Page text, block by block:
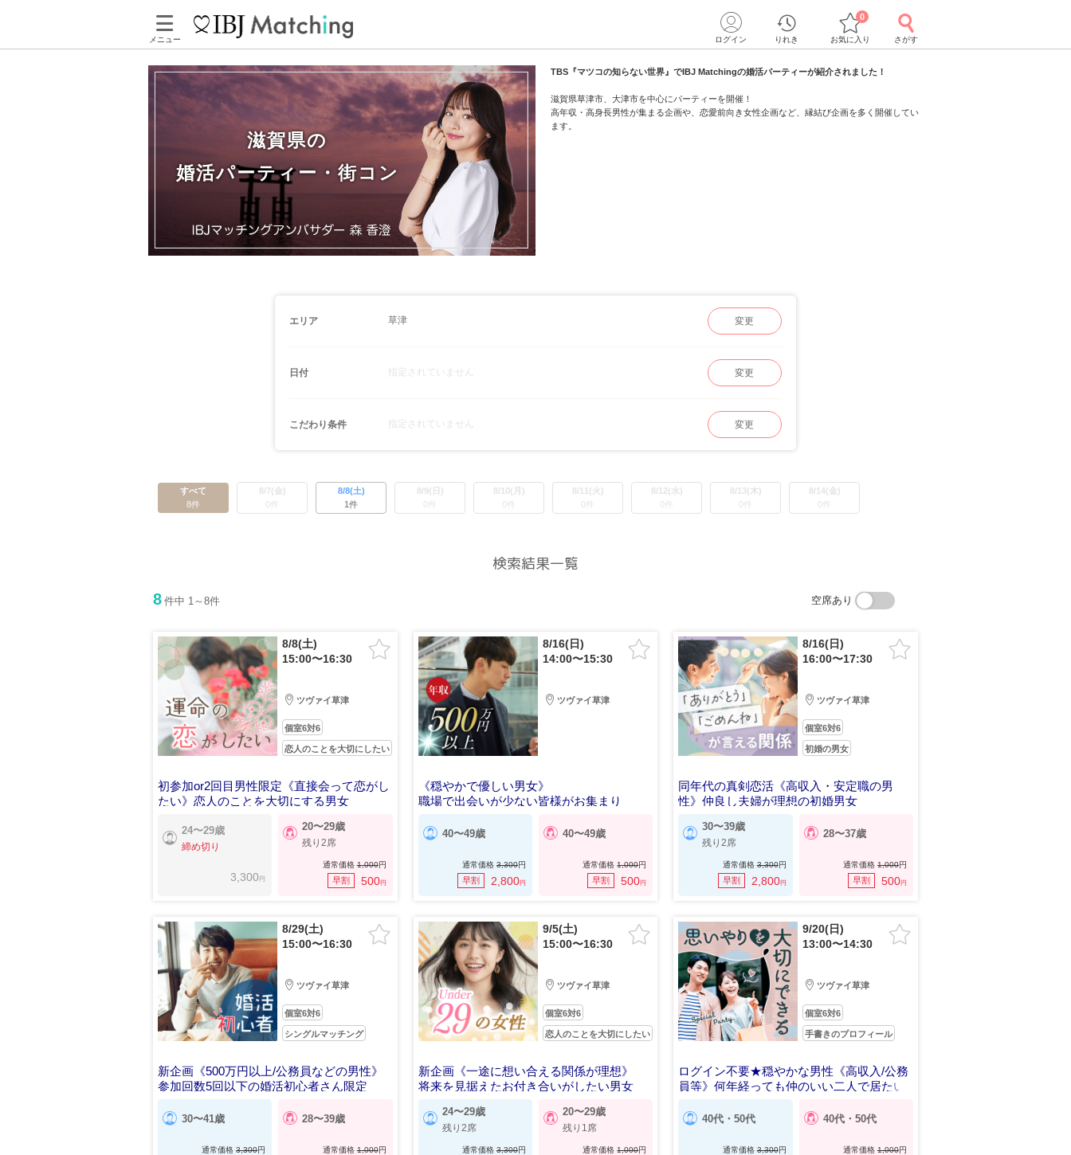
メニュー ログイン りれき お気に入り
0
さがす
滋賀県の
婚活パーティー・街コン
TBS『マツコの知らない世界』でIBJ Matchingの婚活パーティーが紹介されました！
滋賀県草津市、大津市を中心にパーティーを開催！
高年収・高身長男性が集まる企画や、恋愛前向き女性企画など、縁結び企画を多く開催してい
ます。
エリア 草津 変更
日付 指定されていません 変更
こだわり条件 指定されていません 変更
すべて
8件
8/7(金)
0件
8/8(土)
1件
8/9(日)
0件
8/10(月)
0件
8/11(火)
0件
8/12(水)
0件
8/13(木)
0件
8/14(金)
0件
検索結果一覧
8 件中 1～8件 空席あり
8/8(土)
15:00〜16:30
ツヴァイ草津
個室6対6
恋人のことを大切にしたい
初参加or2回目男性限定《直接会って恋がし
たい》恋人のことを大切にする男女
24〜29歳
締め切り
3,300 円
20〜29歳
残り2席
通常価格1,000円
早割 500円
8/16(日)
14:00〜15:30
ツヴァイ草津
《穏やかで優しい男女》
職場で出会いが少ない皆様がお集まり
40〜49歳
通常価格 3,300円
早割 2,800円
40〜49歳
通常価格1,000円
早割 500円
8/16(日)
16:00〜17:30
ツヴァイ草津
個室6対6
初婚の男女
同年代の真剣恋活《高収入・安定職の男
性》仲良し夫婦が理想の初婚男女
30〜39歳
残り2席
通常価格3,300円
早割 2,800円
28〜37歳
通常価格 1,000円
早割 500円
8/29(土)
15:00〜16:30
ツヴァイ草津
個室6対6
シングルマッチング
新企画《500万円以上/公務員などの男性》
参加回数5回以下の婚活初心者さん限定
30〜41歳
通常価格3,300円
28〜39歳
通常価格1,000円
9/5(土)
15:00〜16:30
ツヴァイ草津
個室6対6
恋人のことを大切にしたい
新企画《一途に想い合える関係が理想》
将来を見据えたお付き合いがしたい男女
24〜29歳
残り2席
通常価格 3,300円
20〜29歳
残り1席
通常価格1,000円
9/20(日)
13:00〜14:30
ツヴァイ草津
個室6対6
手書きのプロフィール
ログイン不要★穏やかな男性《高収入/公務
員等》何年経っても仲のいい二人で居たい
40代・50代
通常価格3,300円
40代・50代
通常価格 1,000円